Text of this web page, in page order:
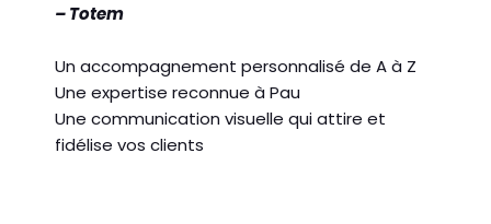
– Totem
Un accompagnement personnalisé de A à Z
Une expertise reconnue à Pau
Une communication visuelle qui attire et
fidélise vos clients